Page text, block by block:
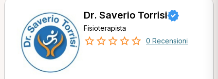
Dr. Saverio Torrisi
Fisioterapista
0 Recensioni